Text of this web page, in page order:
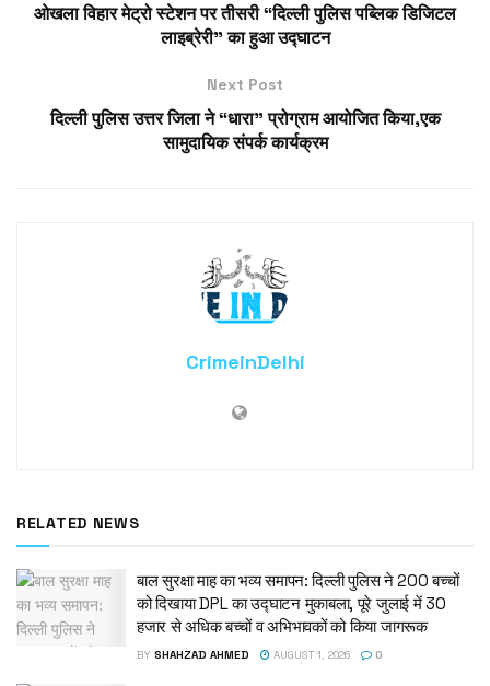
ओखला विहार मेट्रो स्टेशन पर तीसरी “दिल्ली पुलिस पब्लिक डिजिटल
लाइब्रेरी” का हुआ उद्घाटन
Next Post
दिल्ली पुलिस उत्तर जिला ने “धारा” प्रोग्राम आयोजित किया,एक
सामुदायिक संपर्क कार्यक्रम
CrimeinDelhi
RELATED NEWS
बाल सुरक्षा माह का भव्य समापन: दिल्ली पुलिस ने 200 बच्चों
को दिखाया DPL का उद्घाटन मुकाबला, पूरे जुलाई में 30
हजार से अधिक बच्चों व अभिभावकों को किया जागरूक
BY SHAHZAD AHMED AUGUST 1, 2026 0